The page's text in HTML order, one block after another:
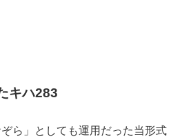
キハ283
ら」としても運用だった当形式